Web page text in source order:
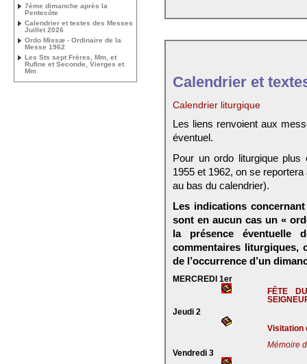
Calendrier et
Calendrier liturgique
Les liens renvoient aux
éventuel.
Pour un ordo liturgique plus
1955 et 1962, on se
au bas du calendrier).
Les indications
sont en aucun cas un «
la présence éventuelle
commentaires liturgiques,
de l’occurrence d’un
MERCREDI 1er
FÊTE
Jeudi 2
Visitation
Mémoire
Vendredi 3
7ème dimanche après la
Pentecôte
Calendrier et textes des Messes
Juillet 2026
Ordo Missæ - Ordinaire de la
Messe 1962
Les Sts sept Frères, Mm, et
Rufine et Seconde, Vierges et
Mm